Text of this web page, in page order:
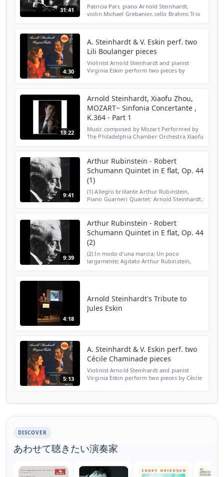
31:41
Patricia Parr, piano Arnold Steinhardt,
violin Michael Grebanier, cello Brahms Trio
4:30
A. Steinhardt & V. Eskin perf. two
Lili Boulanger pieces
Violinist Arnold Steinhardt and pianist
Virginia Eskin perform two pieces by
13:22
Arnold Steinhardt, Xiaofu Zhou,
MOZART~ Sinfonia Concertante ,
K.364 - Part 1
Music composed by Mozart Performed by
The Philadelphia Chamber Orchestra Xiaofu
9:41
Arthur Rubinstein - Robert
Schumann Quintet in E flat, Op. 44
(1)
(1) Allegro brillante Arthur Rubinstein,
Piano Guarneri Quartet: Arnold Steinhardt,
were recorded ...
9:39
Arthur Rubinstein - Robert
Schumann Quintet in E flat, Op. 44
(2)
(2) In modo d'una marcia; Un poco
largamente; Agitato Arthur Rubinstein,
4:18
Arnold Steinhardt's Tribute to
Jules Eskin
5:13
A. Steinhardt & V. Eskin perf. two
Cécile Chaminade pieces
Violinist Arnold Steinhardt and pianist
Virginia Eskin perform two pieces by Cécile
DISCOVER
あわせて聴きたい演奏家